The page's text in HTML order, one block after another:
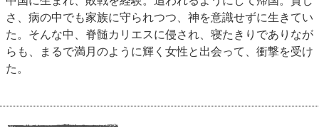
さ、病の中でも家族に守られつつ、神を意識せずに生きてい
た。そんな中、脊髄カリエスに侵され、寝たきりでありなが
らも、まるで満月のように輝く女性と出会って、衝撃を受け
た。